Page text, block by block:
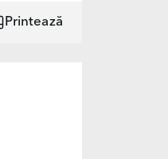
Printează